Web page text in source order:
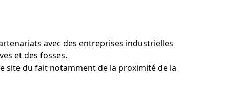
avec des entreprises industrielles
et des fosses.
site du fait notamment de la proximité de la